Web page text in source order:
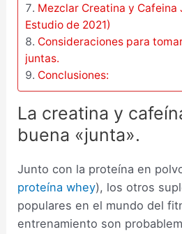
Mezclar Creatina y Cafeina
Estudio de 2021)
Consideraciones para
juntas.
Conclusiones:
La creatina y
buena «junta».
Junto con la proteína en
proteína whey), los otros
populares en el mundo del
entrenamiento son